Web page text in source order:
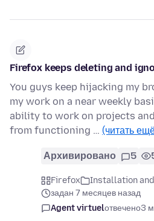
Firefox keeps deleting and
You guys keep hijacking my
my work on a near weekly
ability to work on projects
from functioning … (читать
Архивировано 5
Firefox
Installation
задан 7 месяцев назад
Agent virtuelотвечено3